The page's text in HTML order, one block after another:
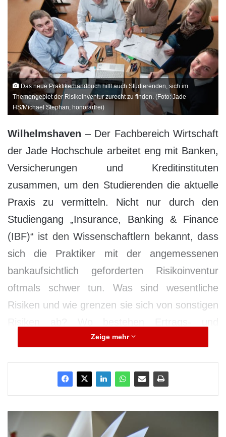
Das neue Praktikerhandbuch hilft auch Studierenden, sich im
Themengebiet der Risikoinventur zurecht zu finden. (Foto: Jade
HS/Michael Stephan; honorarfrei)
Wilhelmshaven – Der Fachbereich Wirtschaft
der Jade Hochschule arbeitet eng mit Banken,
Versicherungen und Kreditinstituten
zusammen, um den Studierenden die aktuelle
Praxis zu vermitteln. Nicht nur durch den
Studiengang „Insurance, Banking & Finance
(IBF)“ ist den Wissenschaftlern bekannt, dass
sich die Praktiker mit der angemessenen
bankaufsichtlich geforderten Risikoinventur
oftmals schwer tun. Was sind wesentliche
Risiken und wie grenzen sie sich von sonstigen
Risikokonzentrationen? Wie werden die
Gesamtbankrisikoprofil integriert?
Zeige mehr